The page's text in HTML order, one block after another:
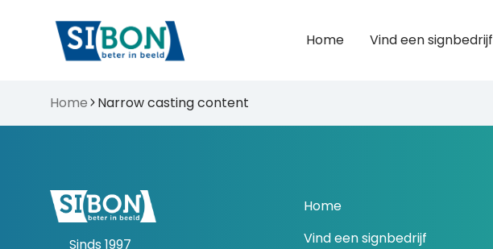
Home Vind een signbedrijf
Home Narrow casting content
Sinds 1997
Home
Vind een signbedrijf